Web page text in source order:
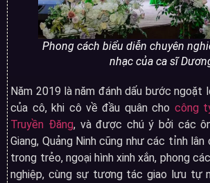
Phong cách biểu diễn chuyên
nhạc của ca sĩ
Năm 2019 là năm đánh dấu bước ngoặt
của cô, khi cô về đầu quân cho công
Truyền Đăng, và được chú ý bởi các
Giang, Quảng Ninh cũng như các tỉnh
trong trẻo, ngoại hình xinh xắn, phong
nghiệp, cùng sự tương tác giao lưu tự